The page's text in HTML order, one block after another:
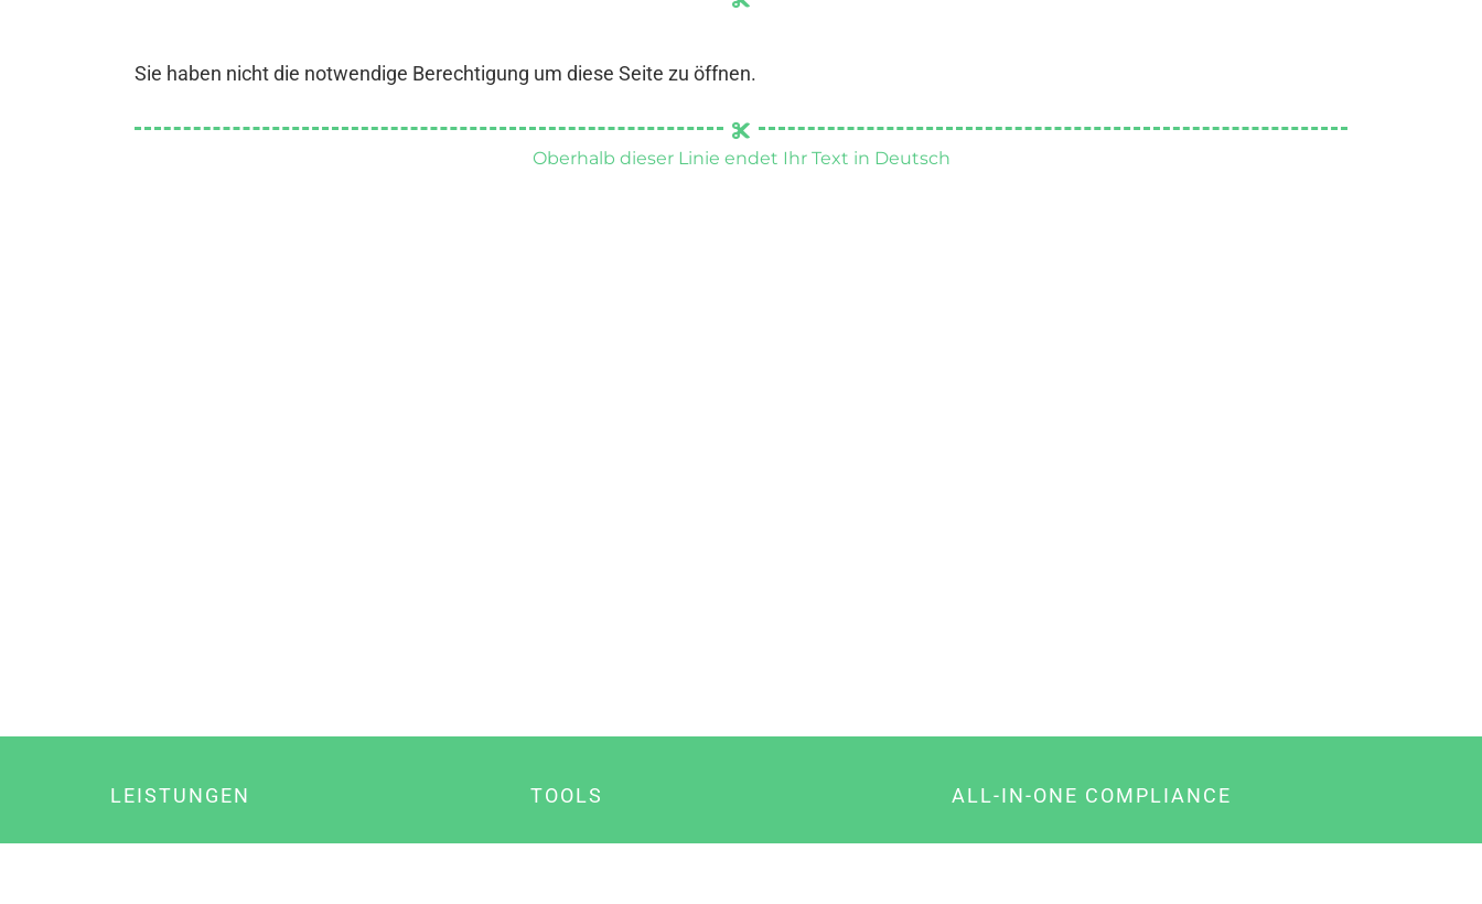
Sie haben nicht die notwendige Berechtigung um diese Seite zu öffnen.
Oberhalb dieser Linie endet Ihr Text in Deutsch
LEISTUNGEN TOOLS ALL-IN-ONE COMPLIANCE